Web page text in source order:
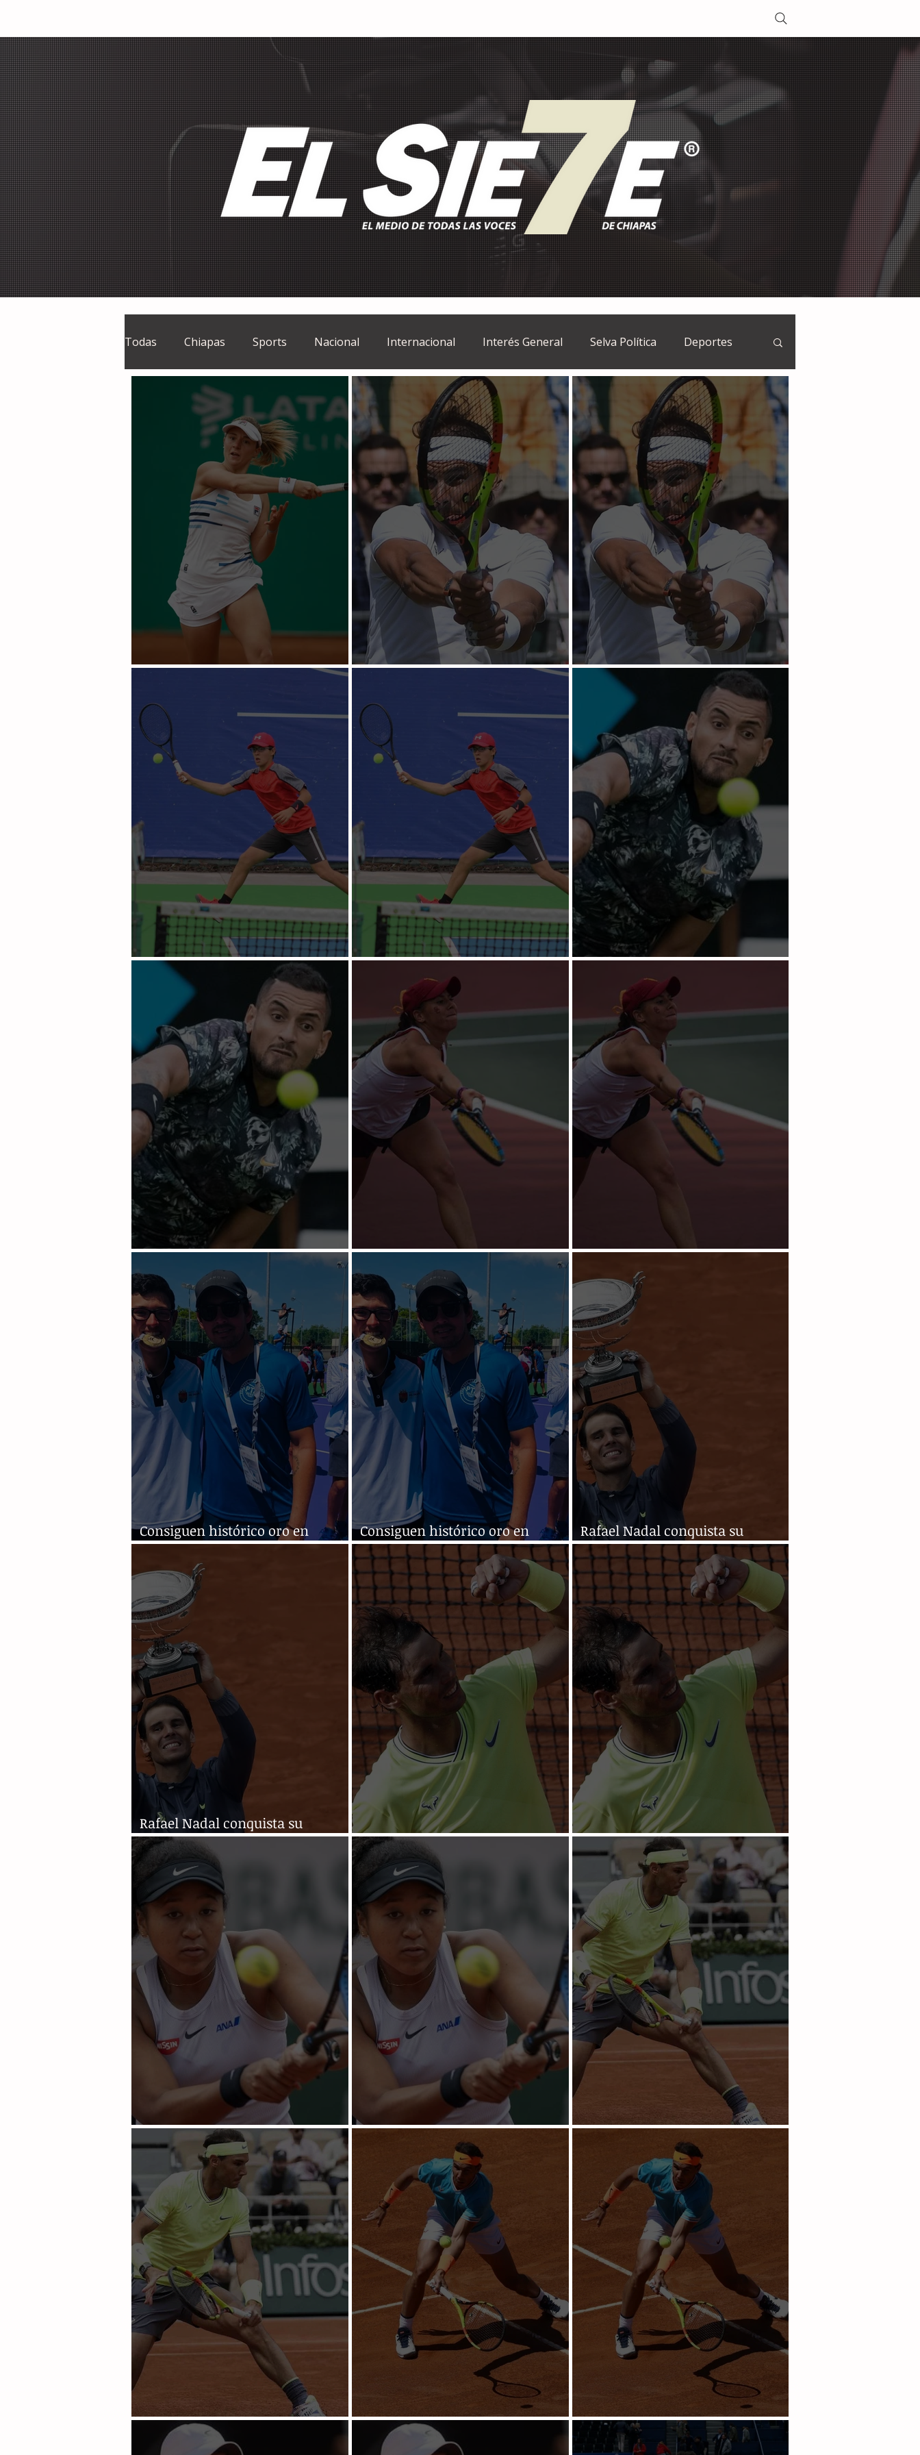
Todas Chiapas Sports Nacional Internacional Interés General Selva Política Deportes
Temas Centrales Estilo de vida Israel bano Tragedia Guatemala
Grupo Financiero Continental
Argentina oro en tenis femenil Nadal sufre en la hierba Nadal sufre en la hierba
Copa Mazda para el viernes Copa Mazda para el viernes Kyrgios sigue en la polémica
Kyrgios sigue en la polémica Olmos gana su primer título Olmos gana su primer título
Consiguen histórico oro en
Olimpiada
Consiguen histórico oro en
Olimpiada
Rafael Nadal conquista su
doceavo Roland Garros
Rafael Nadal conquista su
doceavo Roland Garros
Nadal ya suma 90 triunfos Nadal ya suma 90 triunfos
Osaka y Halep con triunfos Osaka y Halep con triunfos Nadal sin problemas en Francia
Nadal sin problemas en Francia Nadal sigue con buen paso Nadal sigue con buen paso